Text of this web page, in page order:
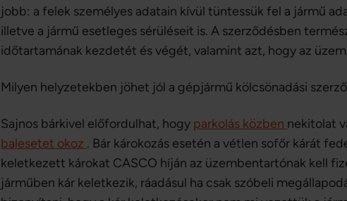
jobb: a felek személyes adatain kívül tüntessük fel a jármű
illetve a jármű esetleges sérüléseit is. A szerződésben
időtartamának kezdetét és végét, valamint azt, hogy az
Milyen helyzetekben jöhet jól a gépjármű kölcsönadási
Sajnos bárkivel előfordulhat, hogy parkolás közben nekitolat
balesetet okoz . Bár károkozás esetén a vétlen sofőr kárát
keletkezett károkat CASCO híján az üzembentartónak kell
járműben kár keletkezik, ráadásul ha csak szóbeli